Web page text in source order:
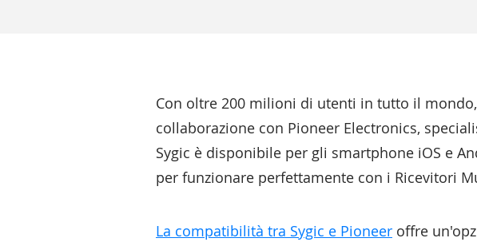
Con oltre 200 milioni di utenti in tutto il
collaborazione con Pioneer Electronics,
Sygic è disponibile per gli smartphone iOS e
per funzionare perfettamente con i Ricevitori
La compatibilità tra Sygic e Pioneer offre